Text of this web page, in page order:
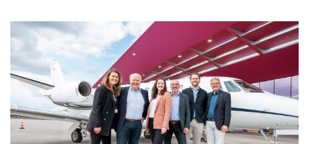
inspireert deelnemers met nieuwe kennis en zal de aanwezigen
die kennis ook laten ervaren.